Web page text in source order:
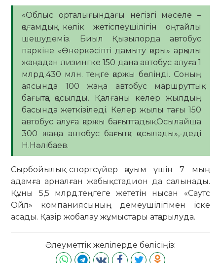
«Облыс орталығындағы негізгі мәселе –
қоғамдық көлік жетіспеушілігін оңтайлы
шешудеміз. Биыл Қызылорда автобус
паркіне «Өнеркәсіпті дамыту қоры» арқылы
жаңадан лизингке 150 дана автобус алуға 1
млрд.430 млн. теңге қаржы бөлінді. Соның
аясында 100 жаңа автобус маршруттық
бағытқа қосылды. Қалғаны келер жылдың
басында жеткізіледі. Келер жылы тағы 150
автобус алуға қаржы бағыттадық. Осылайша
300 жаңа автобус бағытқа қосылады»,-деді
Н.Нәлібаев.
Сырбойылық спортсүйер қауым үшін 7 мың
адамға арналған жабық стадион да салынады.
Құны 5,5 млрд.теңгеге жететін нысан «Саутс
Ойл» компаниясының демеушілігімен іске
асады. Қазір жобалау жұмыстары атқарылуда.
Әлеуметтік желілерде бөлісіңіз: